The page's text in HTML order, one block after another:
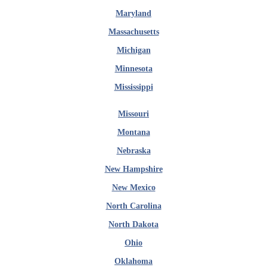
Maryland
Massachusetts
Michigan
Minnesota
Mississippi
Missouri
Montana
Nebraska
New Hampshire
New Mexico
North Carolina
North Dakota
Ohio
Oklahoma